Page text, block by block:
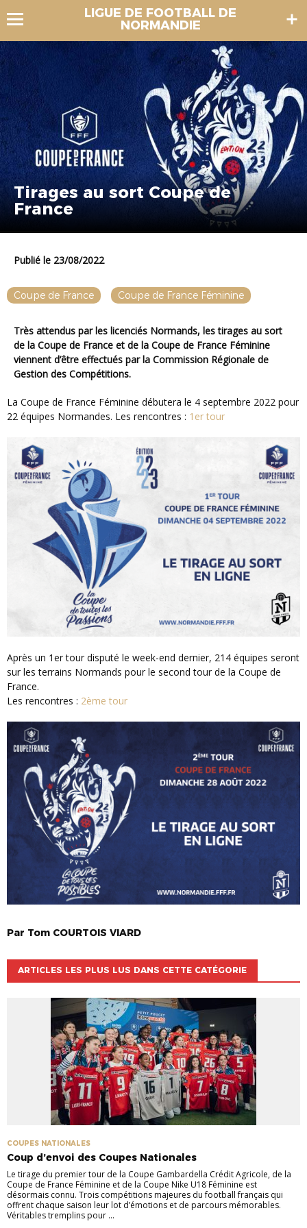
LIGUE DE FOOTBALL DE
NORMANDIE
Tirages au sort Coupe de
France
Publié le 23/08/2022
Coupe de France Coupe de France Féminine
Très attendus par les licenciés Normands, les tirages au sort
de la Coupe de France et de la Coupe de France Féminine
viennent d’être effectués par la Commission Régionale de
Gestion des Compétitions.
La Coupe de France Féminine débutera le 4 septembre 2022 pour
22 équipes Normandes. Les rencontres : 1er tour
Après un 1er tour disputé le week-end dernier, 214 équipes seront
sur les terrains Normands pour le second tour de la Coupe de
France.
Les rencontres : 2ème tour
Par Tom COURTOIS VIARD
ARTICLES LES PLUS LUS DANS CETTE CATÉGORIE
COUPES NATIONALES
Coup d’envoi des Coupes Nationales
Le tirage du premier tour de la Coupe Gambardella Crédit Agricole, de la
Coupe de France Féminine et de la Coupe Nike U18 Féminine est
désormais connu. Trois compétitions majeures du football français qui
offrent chaque saison leur lot d’émotions et de parcours mémorables.
Véritables tremplins pour ...